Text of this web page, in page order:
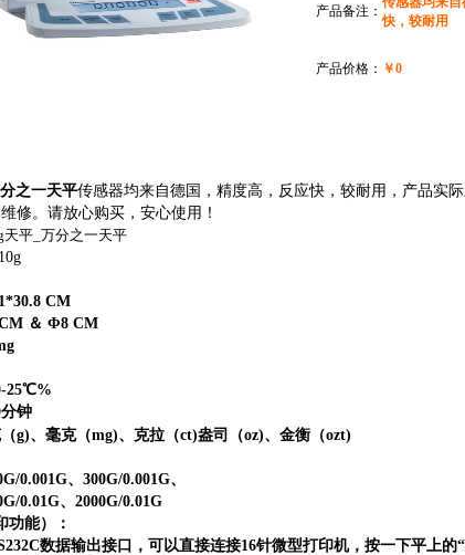
产品备注：
快，较耐用
产品价格： ￥0
之一天平传感器均来自德国，精度高，反应快，较耐用，产品实
修。请放心购买，安心使用！
天平_万分之一天平
CM
＆ Φ8 CM
25℃%
钟
g)、毫克（mg)、克拉（ct)盎司（oz)、金衡（ozt)
0.001G、300G/0.001G、
0.01G、2000G/0.01G
功能）：
数据输出接口，可以直接连接16针微型打印机，按一下平上的